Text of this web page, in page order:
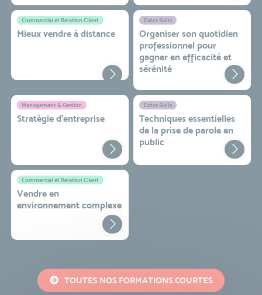
Commercial et Relation Client
Mieux vendre à distance
Extra Skills
Organiser son quotidien
professionnel pour
gagner en efficacité et
sérénité
Management & Gestion
Stratégie d’entreprise
Extra Skills
Techniques essentielles
de la prise de parole en
public
Commercial et Relation Client
Vendre en
environnement complexe
TOUTES NOS FORMATIONS COURTES